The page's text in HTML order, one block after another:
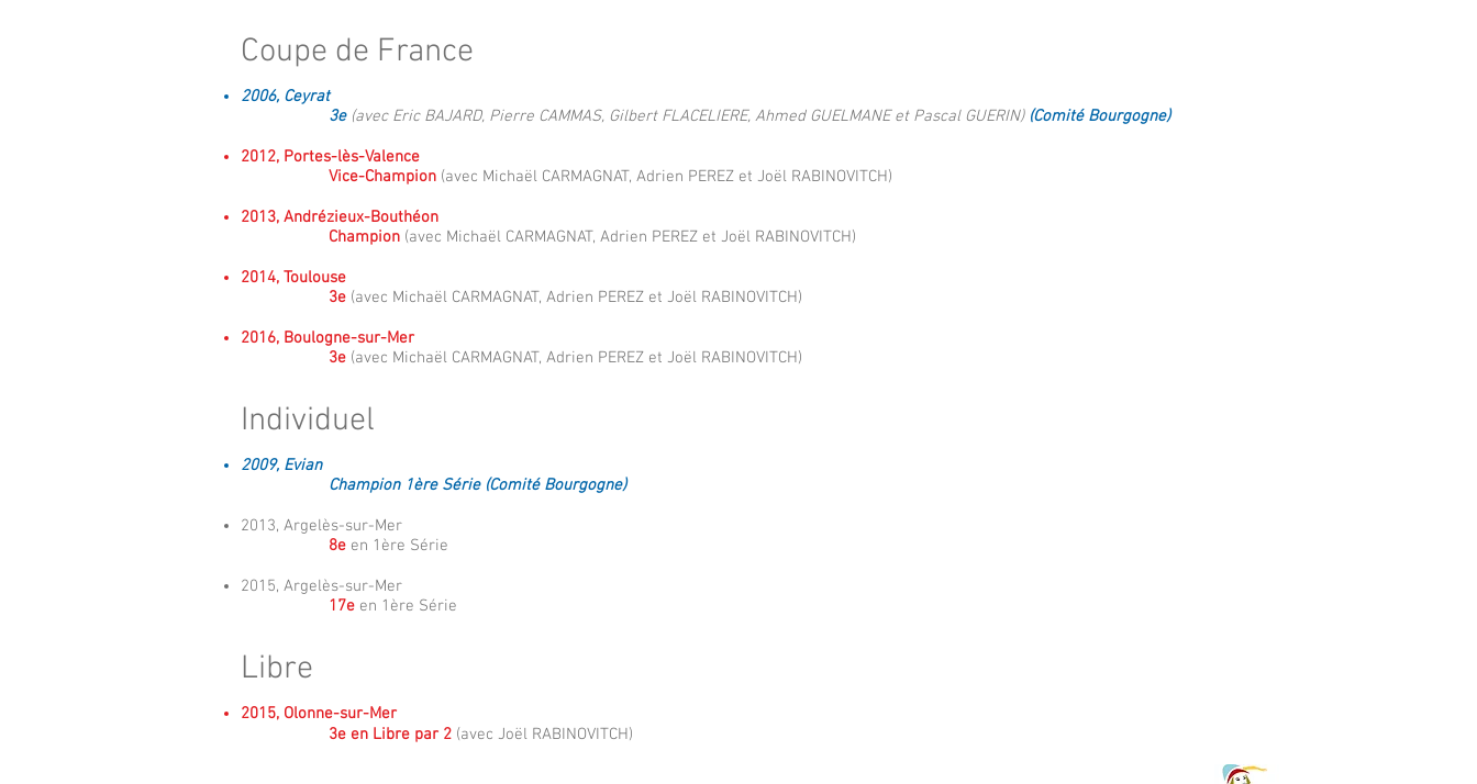
Coupe de France
2006, Ceyrat
3e(avec Eric BAJARD, Pierre CAMMAS, Gilbert FLACELIERE, Ahmed GUELMANE et Pascal GUERIN) (Comité Bourgogne)
2012, Portes-lès-Valence
Vice-Champion (avec Michaël CARMAGNAT, Adrien PEREZ et Joël RABINOVITCH)
2013, Andrézieux-Bouthéon
Champion (avec Michaël CARMAGNAT, Adrien PEREZ et Joël RABINOVITCH)
2014, Toulouse
3e (avec Michaël CARMAGNAT, Adrien PEREZ et Joël RABINOVITCH)
2016, Boulogne-sur-Mer
3e (avec Michaël CARMAGNAT, Adrien PEREZ et Joël RABINOVITCH)
Individuel
2009, Evian
Champion 1ère Série (Comité Bourgogne)
2013, Argelès-sur-Mer
8e en 1ère Série
2015, Argelès-sur-Mer
17e en 1ère Série
Libre
2015, Olonne-sur-Mer
3e en Libre par 2 (avec Joël RABINOVITCH)